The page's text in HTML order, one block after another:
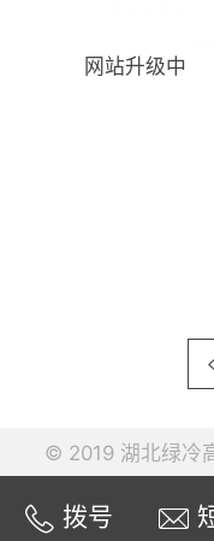
网站升级中
© 2019 湖北绿冷
拨号